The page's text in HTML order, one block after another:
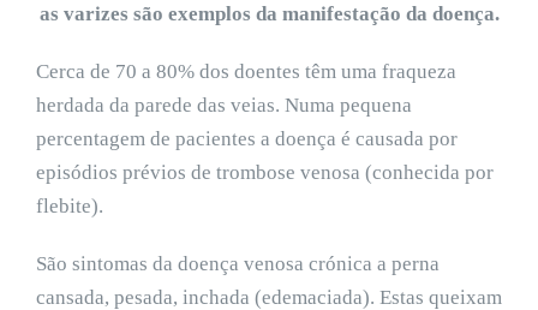
as varizes são exemplos da manifestação da doença.
Cerca de 70 a 80% dos doentes têm uma fraqueza
herdada da parede das veias. Numa pequena
percentagem de pacientes a doença é causada por
episódios prévios de trombose venosa (conhecida por
flebite).
São sintomas da doença venosa crónica a perna
cansada, pesada, inchada (edemaciada). Estas queixam